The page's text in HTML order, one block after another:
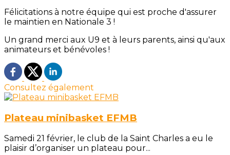
Félicitations à notre équipe qui est proche d'assurer
le maintien en Nationale 3 !
Un grand merci aux U9 et à leurs parents, ainsi qu'aux
animateurs et bénévoles !
Consultez également
Plateau minibasket EFMB
Samedi 21 février, le club de la Saint Charles a eu le
plaisir d’organiser un plateau pour...